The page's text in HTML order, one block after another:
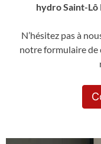
hydro Saint-Lô
N’hésitez pas à
notre formulaire de